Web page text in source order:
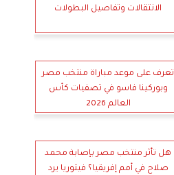
الانتقالات وتفاصيل البطولات
تعرف على موعد مباراة منتخب مصر
وبوركينا فاسو في تصفيات كأس
العالم 2026
هل تأثر منتخب مصر بإصابة محمد
صلاح في أمم إفريقيا؟ فيتوريا يرد